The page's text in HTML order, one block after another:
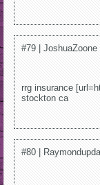
#79 |
rrg insurance
stockton ca
#80 |